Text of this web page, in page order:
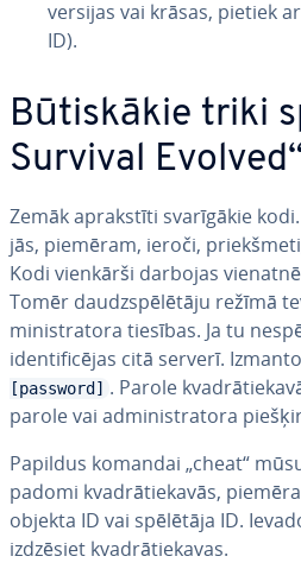
versijas vai krāsas, pietiek
ID).
Bū­tis­kā­kie triki
Survival
Zemāk ap­rak­stī­ti sva­rī­gā­kie
jās, piemēram, ieroči,
Kodi vienkārši darbojas
Tomēr daudzspē­lē­tā­ju režīmā
mi­nis­tra­to­ra tiesības. Ja tu
iden­ti­fi­cē­jas citā serverī.
[password] . Parole
parole vai ad­mi­nis­tra­to­ra
Papildus komandai „cheat“
padomi kvad­rā­tie­ka­vās,
objekta ID vai spēlētāja ID.
izdzēsiet kvad­rā­tie­ka­vas.